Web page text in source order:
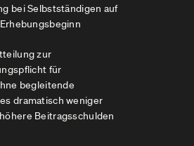
bei Selbstständigen auf
zur
für
begleitende
dramatisch weniger
Beitragsschulden